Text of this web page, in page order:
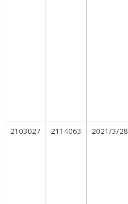
2103027 2114063 2021/3/28